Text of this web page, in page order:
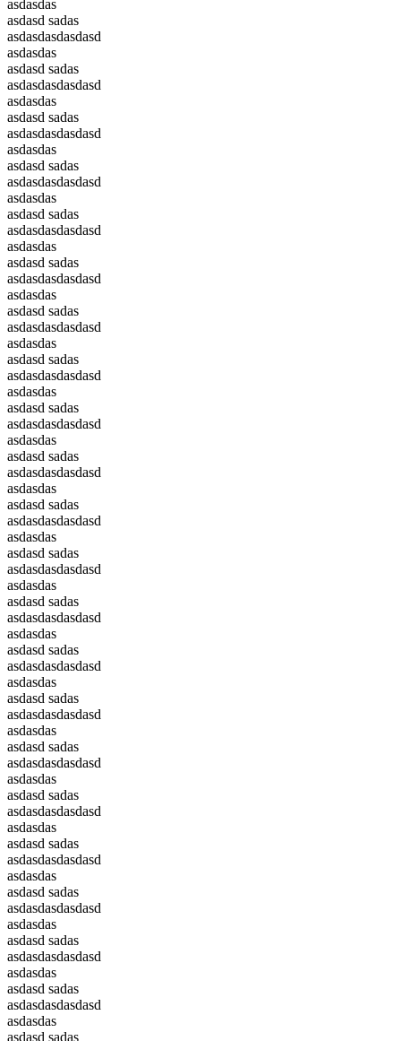
asdasdas
asdasd sadas
asdasdasdasdasd
asdasdas
asdasd sadas
asdasdasdasdasd
asdasdas
asdasd sadas
asdasdasdasdasd
asdasdas
asdasd sadas
asdasdasdasdasd
asdasdas
asdasd sadas
asdasdasdasdasd
asdasdas
asdasd sadas
asdasdasdasdasd
asdasdas
asdasd sadas
asdasdasdasdasd
asdasdas
asdasd sadas
asdasdasdasdasd
asdasdas
asdasd sadas
asdasdasdasdasd
asdasdas
asdasd sadas
asdasdasdasdasd
asdasdas
asdasd sadas
asdasdasdasdasd
asdasdas
asdasd sadas
asdasdasdasdasd
asdasdas
asdasd sadas
asdasdasdasdasd
asdasdas
asdasd sadas
asdasdasdasdasd
asdasdas
asdasd sadas
asdasdasdasdasd
asdasdas
asdasd sadas
asdasdasdasdasd
asdasdas
asdasd sadas
asdasdasdasdasd
asdasdas
asdasd sadas
asdasdasdasdasd
asdasdas
asdasd sadas
asdasdasdasdasd
asdasdas
asdasd sadas
asdasdasdasdasd
asdasdas
asdasd sadas
asdasdasdasdasd
asdasdas
asdasd sadas